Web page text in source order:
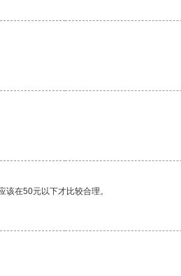
在50元以下才比较合理。